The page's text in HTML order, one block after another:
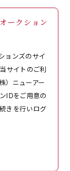
ークション
ョンズのサイ
サイトのご利
）ニューアー
IDをご用意の
きを行いログ